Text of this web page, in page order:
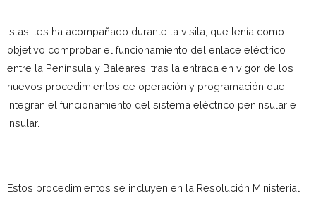
Islas, les ha acompañado durante la visita, que tenía como
objetivo comprobar el funcionamiento del enlace eléctrico
entre la Península y Baleares, tras la entrada en vigor de los
nuevos procedimientos de operación y programación que
integran el funcionamiento del sistema eléctrico peninsular e
insular.
Estos procedimientos se incluyen en la Resolución Ministerial